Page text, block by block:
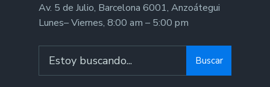
Av. 5 de Julio, Barcelona 6001, Anzoátegui
Lunes– Viernes, 8:00 am – 5:00 pm
for:
Buscar